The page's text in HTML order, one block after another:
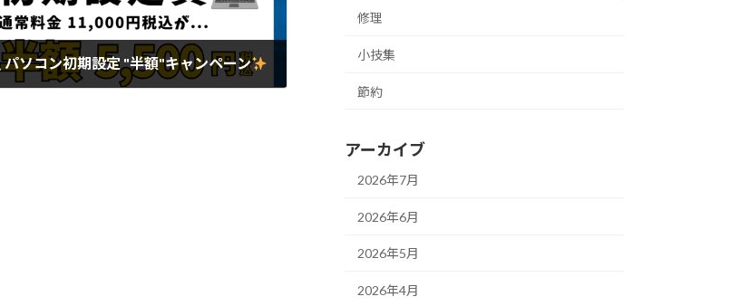
パソコン初期設定 "半額"キャンペーン
修理
小技集
節約
アーカイブ
2026年7月
2026年6月
2026年5月
2026年4月